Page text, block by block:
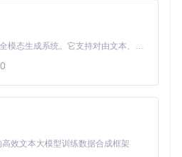
到Excel，再手动生成图表，全程
，他只需上传PDF并输入指
据，生成对比柱状图并分析增长
波动分析
务质量，传统方法是抽查录音或文
连接客服对话数据库，设置指
客户情绪变化，生成每小时情绪
MiniMax H3 是一个通用的全模态生成系统。它支持对由文本、图像、视频和音频组成的多模态上下文进行统一理解，并能生成分辨率高达 2K、时长可达 15 秒的带原生立体声音频的视频。得益于面向任务泛化的系统设计，H3 在预训练阶段就已具备广泛的多模态上下文理解与生成能力，能够出色地执行复杂的多模态指令。
0
效文本大模型训练数据合成框架